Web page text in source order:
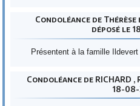
Condoléance de
déposé le
Présentent à la famille
Condoléance de RICHARD
18-